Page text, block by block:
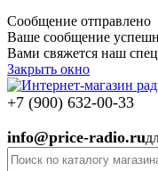
Сообщение отправлено
Ваше сообщение
Вами свяжется наш
Закрыть окно
+7 (900) 632-00-33
info@price-radio.ru